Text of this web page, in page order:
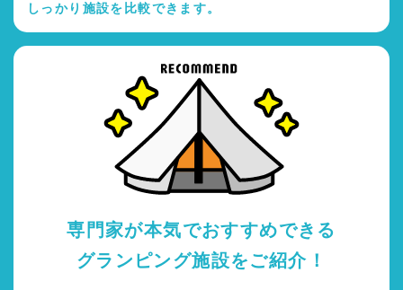
しっかり施設を比較できます。
専門家が本気でおすすめできる
グランピング施設をご紹介！